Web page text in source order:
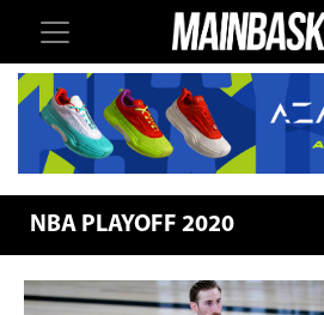
NBA PLAYOFF 2020